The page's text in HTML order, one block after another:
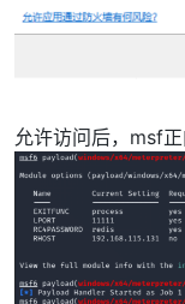
允许访问后，msf正